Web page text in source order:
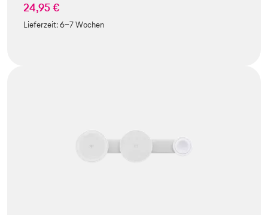
24,95 €
Lieferzeit:6-7 Wochen